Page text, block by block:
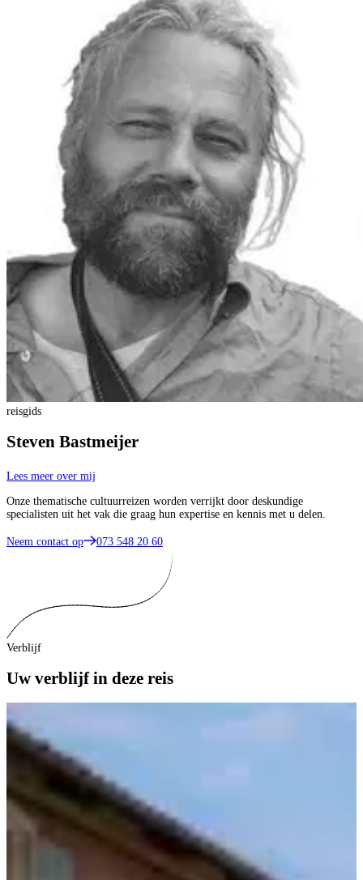
reisgids
Steven Bastmeijer
Lees meer over mij
Onze thematische cultuurreizen worden verrijkt door deskundige
specialisten uit het vak die graag hun expertise en kennis met u delen.
Neem contact op 073 548 20 60
Verblijf
Uw verblijf in deze reis